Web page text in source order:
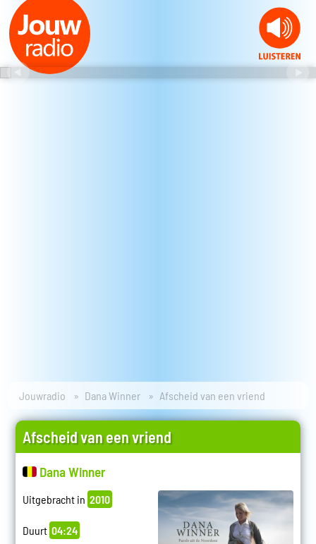
Jouwradio Dana Winner Afscheid van een vriend
Afscheid van een vriend
Dana Winner
Uitgebracht in 2010
Duurt 04:24